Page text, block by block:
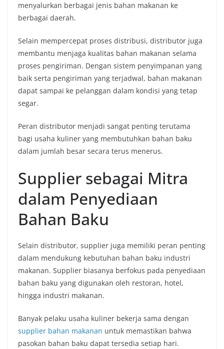
menyalurkan berbagai jenis bahan makanan ke
berbagai daerah.
Selain mempercepat proses distribusi, distributor juga
membantu menjaga kualitas bahan makanan selama
proses pengiriman. Dengan sistem penyimpanan yang
baik serta pengiriman yang terjadwal, bahan makanan
dapat sampai ke pelanggan dalam kondisi yang tetap
segar.
Peran distributor menjadi sangat penting terutama
bagi usaha kuliner yang membutuhkan bahan baku
dalam jumlah besar secara terus menerus.
Supplier sebagai Mitra
dalam Penyediaan
Bahan Baku
Selain distributor, supplier juga memiliki peran penting
dalam mendukung kebutuhan bahan baku industri
makanan. Supplier biasanya berfokus pada penyediaan
bahan baku yang digunakan oleh restoran, hotel,
hingga industri makanan.
Banyak pelaku usaha kuliner bekerja sama dengan
supplier bahan makanan untuk memastikan bahwa
pasokan bahan baku dapat tersedia setiap hari.